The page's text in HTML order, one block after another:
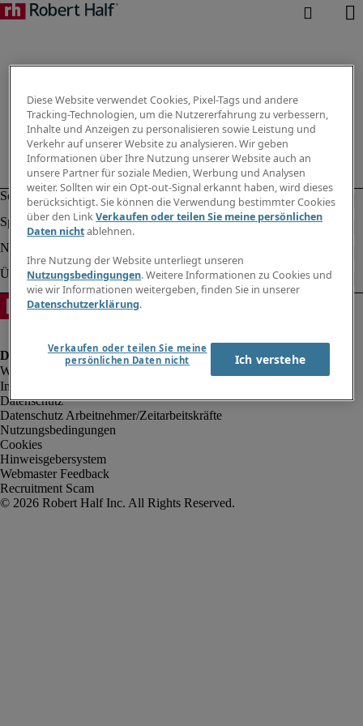
Impressum
Datenschutz
Datenschutz Arbeitnehmer/Zeitarbeitskräfte
Nutzungsbedingungen
Cookies
Hinweisgebersystem
Webmaster Feedback
Recruitment Scam
Diese Website verwendet Cookies, Pixel-Tags und andere
Tracking-Technologien, um die Nutzererfahrung zu verbessern,
Inhalte und Anzeigen zu personalisieren sowie Leistung und
Verkehr auf unserer Website zu analysieren. Wir geben
Informationen über Ihre Nutzung unserer Website auch an
unsere Partner für soziale Medien, Werbung und Analysen
weiter. Sollten wir ein Opt-out-Signal erkannt haben, wird dieses
berücksichtigt. Sie können die Verwendung bestimmter Cookies
über den LinkVerkaufen oder teilen Sie meine persönlichen
Daten nichtablehnen.
Ihre Nutzung der Website unterliegt unseren
Nutzungsbedingungen. Weitere Informationen zu Cookies und
wie wir Informationen weitergeben, finden Sie in unserer
Datenschutzerklärung.
Verkaufen oder teilen Sie meine
persönlichen Daten nicht
Ich verstehe